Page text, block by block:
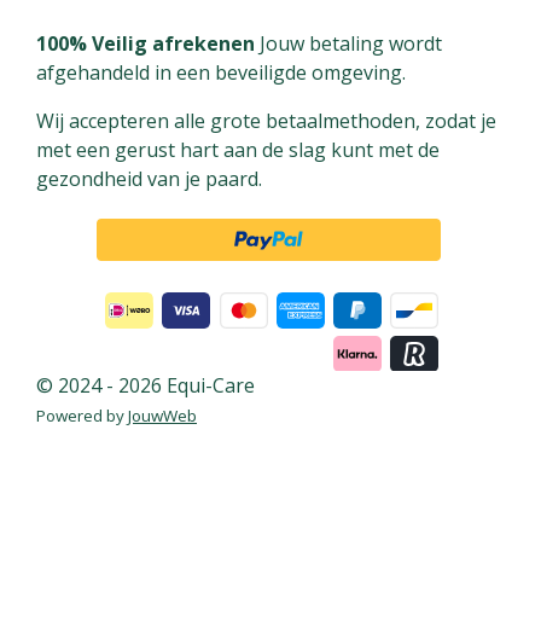
e
b
o
k
t
e
e
s
t
k
e
I
n
100% Veilig afrekenen Jouw betaling wordt
afgehandeld in een beveiligde omgeving.
Wij accepteren alle grote betaalmethoden, zodat je
met een gerust hart aan de slag kunt met de
gezondheid van je paard.
© 2024 - 2026 Equi-Care
Powered byJouwWeb